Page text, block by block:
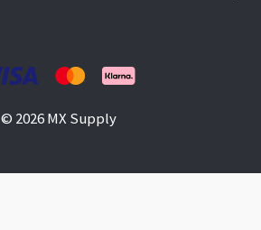
© 2026 MX Supply